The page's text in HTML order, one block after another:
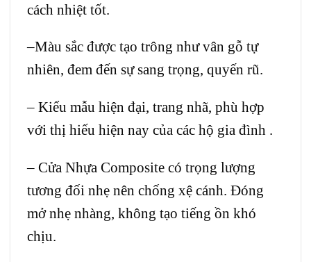
cách nhiệt tốt.
–Màu sắc được tạo trông như vân gỗ tự
nhiên, đem đến sự sang trọng, quyến rũ.
– Kiểu mẫu hiện đại, trang nhã, phù hợp
với thị hiếu hiện nay của các hộ gia đình .
– Cửa Nhựa Composite có trọng lượng
tương đối nhẹ nên chống xệ cánh. Đóng
mở nhẹ nhàng, không tạo tiếng ồn khó
chịu.